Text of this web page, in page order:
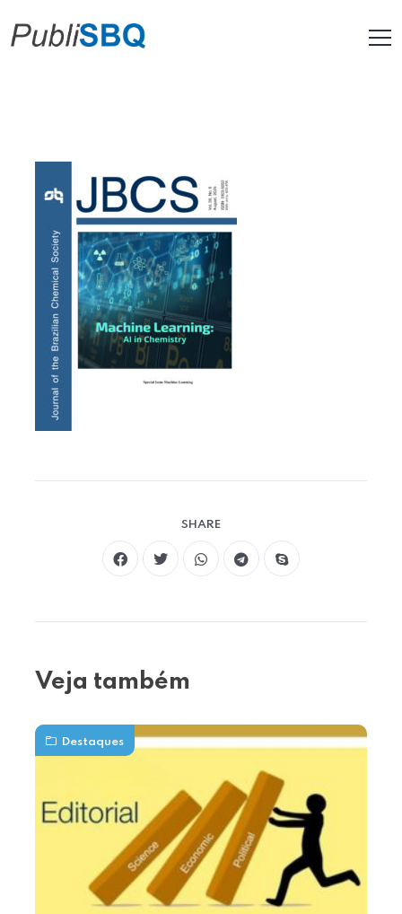
SHARE
Veja também
Destaques